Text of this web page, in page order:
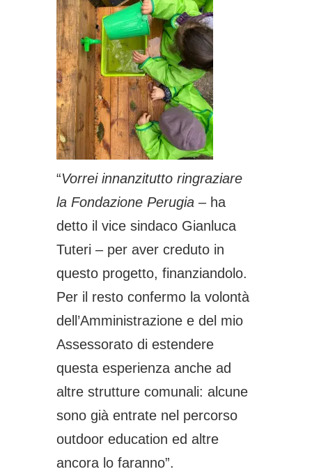
“Vorrei innanzitutto ringraziare
la Fondazione Perugia– ha
detto il vice sindaco Gianluca
Tuteri – per aver creduto in
questo progetto, finanziandolo.
Per il resto confermo la volontà
dell’Amministrazione e del mio
Assessorato di estendere
questa esperienza anche ad
altre strutture comunali: alcune
sono già entrate nel percorso
outdoor education ed altre
ancora lo faranno”.